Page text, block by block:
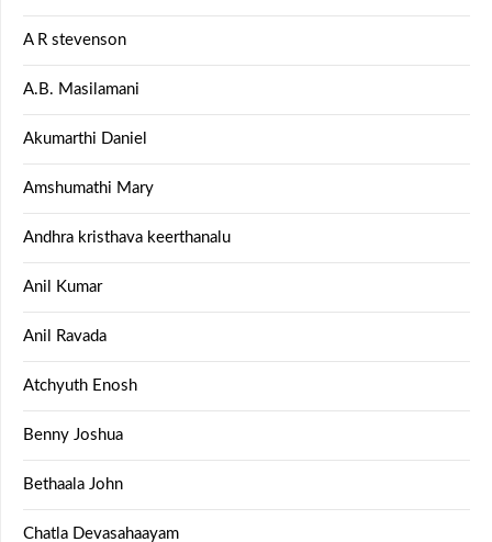
A R stevenson
A.B. Masilamani
Akumarthi Daniel
Amshumathi Mary
Andhra kristhava keerthanalu
Anil Kumar
Anil Ravada
Atchyuth Enosh
Benny Joshua
Bethaala John
Chatla Devasahaayam